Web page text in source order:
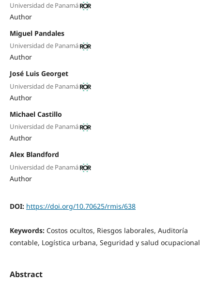
Universidad de Panamá
Author
Miguel Pandales
Universidad de Panamá
Author
José Luis Georget
Universidad de Panamá
Author
Michael Castillo
Universidad de Panamá
Author
Alex Blandford
Universidad de Panamá
Author
DOI: https://doi.org/10.70625/rmis/638
Keywords: Costos ocultos, Riesgos laborales, Auditoría
contable, Logística urbana, Seguridad y salud ocupacional
Abstract